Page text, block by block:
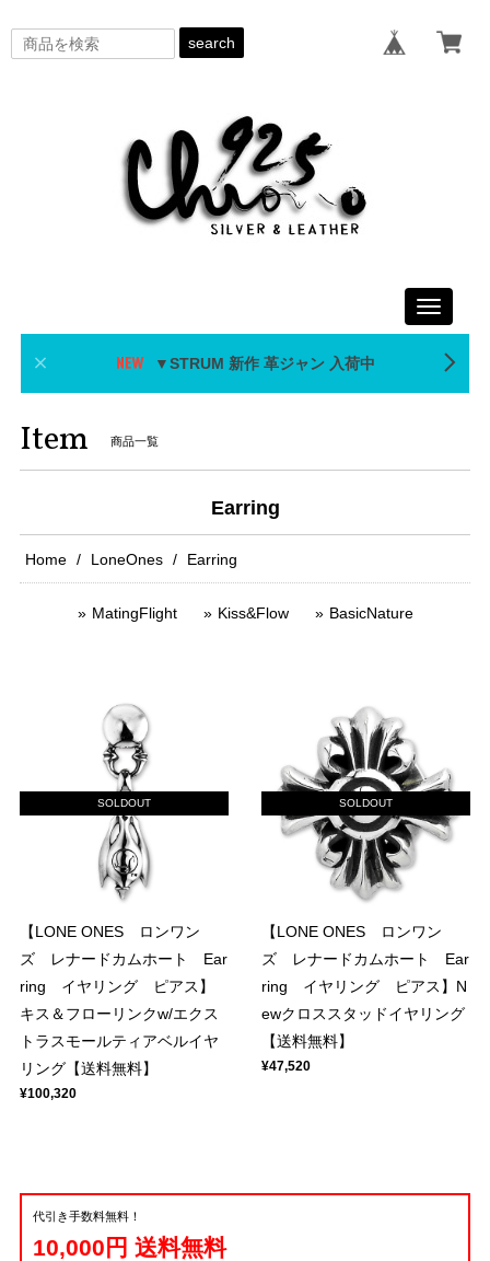
search
Toggle
▼STRUM 新作 革ジャン 入荷中
Item 商品一覧
Earring
Home LoneOnes Earring
MatingFlight Kiss&Flow BasicNature
SOLDOUT
【LONE ONES ロンワン
ズ レナードカムホート Ear
ring イヤリング ピアス】
キス＆フローリンクw/エクス
トラスモールティアベルイヤ
リング【送料無料】
¥100,320
SOLDOUT
【LONE ONES ロンワン
ズ レナードカムホート Ear
ring イヤリング ピアス】N
ewクロススタッドイヤリング
【送料無料】
¥47,520
代引き手数料無料！
10,000円 送料無料